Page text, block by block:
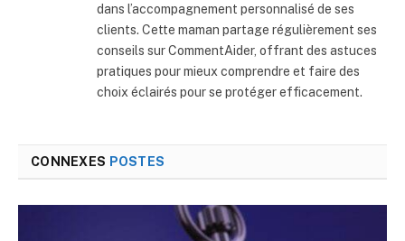
dans l’accompagnement personnalisé de ses
clients. Cette maman partage régulièrement ses
conseils sur CommentAider, offrant des astuces
pratiques pour mieux comprendre et faire des
choix éclairés pour se protéger efficacement.
CONNEXES POSTES